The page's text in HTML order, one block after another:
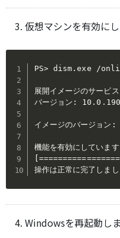
仮想マシンを有効に
PS> dism.exe /
展開イメージのサービ
バージョン:
イメージのバージョ
機能を有効にしています
操作は正常に完了しまし
Windowsを再起動し